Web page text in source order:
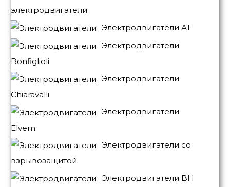
электродвигатели
Электродвигатели АТ
Электродвигатели
Bonfiglioli
Электродвигатели
Chiaravalli
Электродвигатели
Elvem
Электродвигатели со
взрывозащитой
Электродвигатели BH